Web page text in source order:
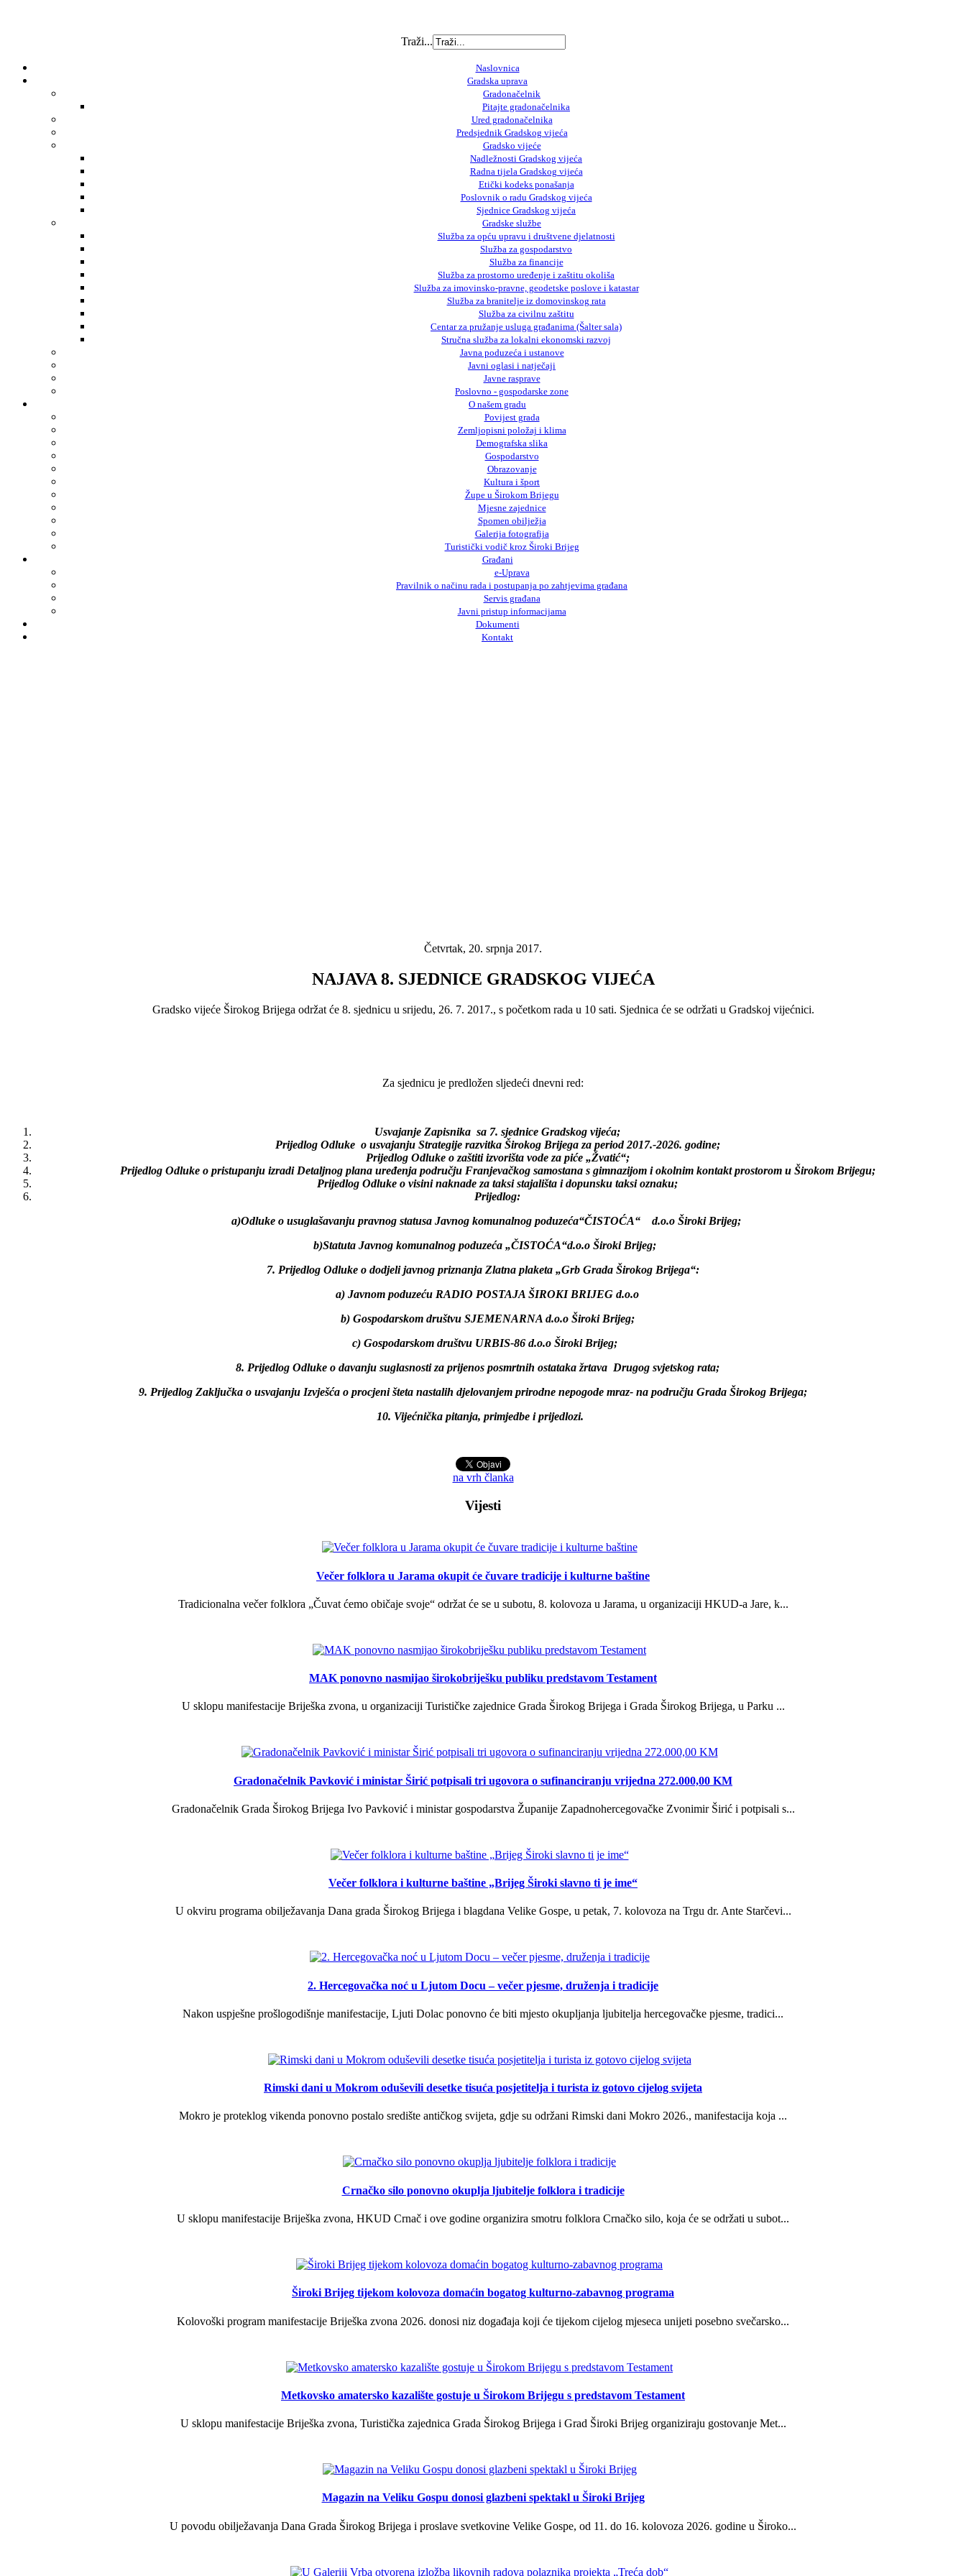
Traži...
Naslovnica
Gradska uprava
Gradonačelnik
Pitajte gradonačelnika
Ured gradonačelnika
Predsjednik Gradskog vijeća
Gradsko vijeće
Nadležnosti Gradskog vijeća
Radna tijela Gradskog vijeća
Etički kodeks ponašanja
Poslovnik o radu Gradskog vijeća
Sjednice Gradskog vijeća
Gradske službe
Služba za opću upravu i društvene djelatnosti
Služba za gospodarstvo
Služba za financije
Služba za prostorno uređenje i zaštitu okoliša
Služba za imovinsko-pravne, geodetske poslove i katastar
Služba za branitelje iz domovinskog rata
Služba za civilnu zaštitu
Centar za pružanje usluga građanima (Šalter sala)
Stručna služba za lokalni ekonomski razvoj
Javna poduzeća i ustanove
Javni oglasi i natječaji
Javne rasprave
Poslovno - gospodarske zone
O našem gradu
Povijest grada
Zemljopisni položaj i klima
Demografska slika
Gospodarstvo
Obrazovanje
Kultura i šport
Župe u Širokom Brijegu
Mjesne zajednice
Spomen obilježja
Galerija fotografija
Turistički vodič kroz Široki Brijeg
Građani
e-Uprava
Pravilnik o načinu rada i postupanja po zahtjevima građana
Servis građana
Javni pristup informacijama
Dokumenti
Kontakt
Četvrtak, 20. srpnja 2017.
NAJAVA 8. SJEDNICE GRADSKOG VIJEĆA
Gradsko vijeće Širokog Brijega održat će 8. sjednicu u srijedu, 26. 7. 2017., s početkom rada u 10 sati. Sjednica će se održati u Gradskoj vijećnici.
Za sjednicu je predložen sljedeći dnevni red:
Usvajanje Zapisnika sa 7. sjednice Gradskog vijeća;
Prijedlog Odluke o usvajanju Strategije razvitka Širokog Brijega za period 2017.-2026. godine;
Prijedlog Odluke o zaštiti izvorišta vode za piće „Žvatić“;
Prijedlog Odluke o pristupanju izradi Detaljnog plana uređenja području Franjevačkog samostana s gimnazijom i okolnim kontakt prostorom u Širokom Brijegu;
Prijedlog Odluke o visini naknade za taksi stajališta i dopunsku taksi oznaku;
Prijedlog:
a)Odluke o usuglašavanju pravnog statusa Javnog komunalnog poduzeća“ČISTOĆA“ d.o.o Široki Brijeg;
b)Statuta Javnog komunalnog poduzeća „ČISTOĆA“d.o.o Široki Brijeg;
7. Prijedlog Odluke o dodjeli javnog priznanja Zlatna plaketa „Grb Grada Širokog Brijega“:
a) Javnom poduzeću RADIO POSTAJA ŠIROKI BRIJEG d.o.o
b) Gospodarskom društvu SJEMENARNA d.o.o Široki Brijeg;
c) Gospodarskom društvu URBIS-86 d.o.o Široki Brijeg;
8. Prijedlog Odluke o davanju suglasnosti za prijenos posmrtnih ostataka žrtava Drugog svjetskog rata;
9. Prijedlog Zaključka o usvajanju Izvješća o procjeni šteta nastalih djelovanjem prirodne nepogode mraz- na području Grada Širokog Brijega;
10. Vijećnička pitanja, primjedbe i prijedlozi.
na vrh članka
Vijesti
Večer folklora u Jarama okupit će čuvare tradicije i kulturne baštine
Tradicionalna večer folklora „Čuvat ćemo običaje svoje“ održat će se u subotu, 8. kolovoza u Jarama, u organizaciji HKUD-a Jare, k...
MAK ponovno nasmijao širokobriješku publiku predstavom Testament
U sklopu manifestacije Briješka zvona, u organizaciji Turističke zajednice Grada Širokog Brijega i Grada Širokog Brijega, u Parku ...
Gradonačelnik Pavković i ministar Širić potpisali tri ugovora o sufinanciranju vrijedna 272.000,00 KM
Gradonačelnik Grada Širokog Brijega Ivo Pavković i ministar gospodarstva Županije Zapadnohercegovačke Zvonimir Širić i potpisali s...
Večer folklora i kulturne baštine „Brijeg Široki slavno ti je ime“
U okviru programa obilježavanja Dana grada Širokog Brijega i blagdana Velike Gospe, u petak, 7. kolovoza na Trgu dr. Ante Starčevi...
2. Hercegovačka noć u Ljutom Docu – večer pjesme, druženja i tradicije
Nakon uspješne prošlogodišnje manifestacije, Ljuti Dolac ponovno će biti mjesto okupljanja ljubitelja hercegovačke pjesme, tradici...
Rimski dani u Mokrom oduševili desetke tisuća posjetitelja i turista iz gotovo cijelog svijeta
Mokro je proteklog vikenda ponovno postalo središte antičkog svijeta, gdje su održani Rimski dani Mokro 2026., manifestacija koja ...
Crnačko silo ponovno okuplja ljubitelje folklora i tradicije
U sklopu manifestacije Briješka zvona, HKUD Crnač i ove godine organizira smotru folklora Crnačko silo, koja će se održati u subot...
Široki Brijeg tijekom kolovoza domaćin bogatog kulturno-zabavnog programa
Kolovoški program manifestacije Briješka zvona 2026. donosi niz događaja koji će tijekom cijelog mjeseca unijeti posebno svečarsko...
Metkovsko amatersko kazalište gostuje u Širokom Brijegu s predstavom Testament
U sklopu manifestacije Briješka zvona, Turistička zajednica Grada Širokog Brijega i Grad Široki Brijeg organiziraju gostovanje Met...
Magazin na Veliku Gospu donosi glazbeni spektakl u Široki Brijeg
U povodu obilježavanja Dana Grada Širokog Brijega i proslave svetkovine Velike Gospe, od 11. do 16. kolovoza 2026. godine u Široko...